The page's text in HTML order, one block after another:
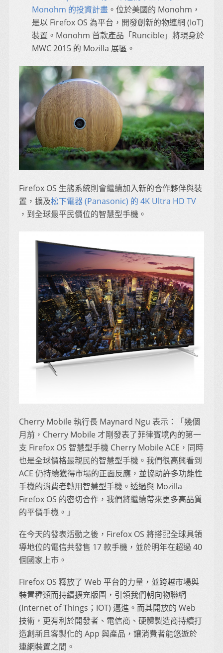
Monohm 的投資計畫。位於美國的 Monohm，
是以 Firefox OS 為平台，開發創新的物連網 (IoT)
裝置。Monohm 首款產品「Runcible」將現身於
MWC 2015 的 Mozilla 展區。
Firefox OS 生態系統則會繼續加入新的合作夥伴與裝
置，擴及松下電器 (Panasonic) 的 4K Ultra HD TV
，到全球最平民價位的智慧型手機。
Cherry Mobile 執行長 Maynard Ngu 表示：「幾個
月前，Cherry Mobile 才剛發表了菲律賓境內的第一
支 Firefox OS 智慧型手機 Cherry Mobile ACE，同時
也是全球價格最親民的智慧型手機。我們很高興看到
ACE 仍持續獲得市場的正面反應，並協助許多功能性
手機的消費者轉用智慧型手機。透過與 Mozilla
Firefox OS 的密切合作，我們將繼續帶來更多高品質
的平價手機。」
在今天的發表活動之後，Firefox OS 將搭配全球具領
導地位的電信共發售 17 款手機，並於明年在超過 40
個國家上巿。
Firefox OS 釋放了 Web 平台的力量，並跨越市場與
裝置種類而持續擴充版圖，引領我們朝向物聯網
(Internet of Things；IOT) 邁進。而其開放的 Web
技術，更有利於開發者、電信商、硬體製造商持續打
造創新且客製化的 App 與產品，讓消費者能悠遊於
連網裝置之間。